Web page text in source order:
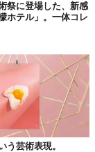
祭に登場した、新感
ホテル」。一体コレ
う芸術表現。